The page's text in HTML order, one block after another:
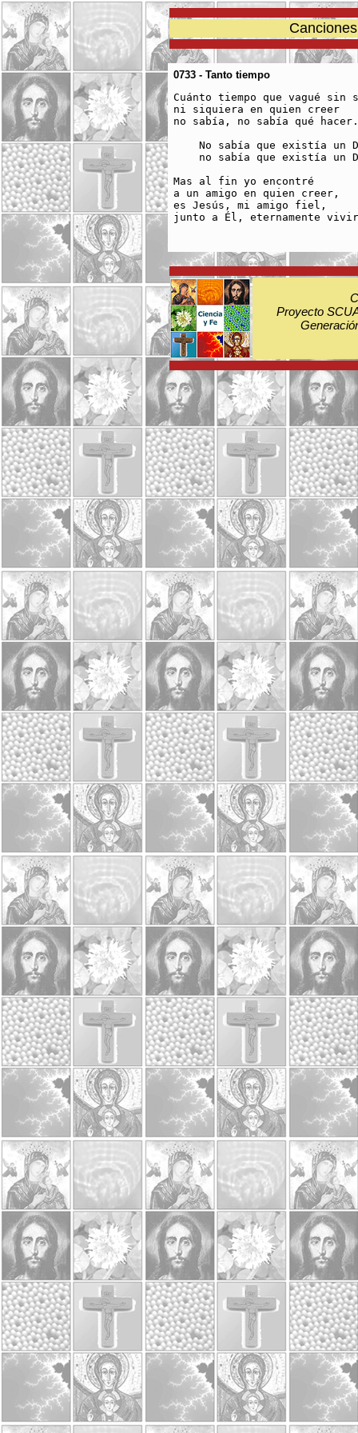
0733 - Tanto tiempo
Cuánto tiempo que vagué sin
ni siquiera en quien creer
no sabía, no sabía qué hacer.
No sabía que existía un
no sabía que existía un
Mas al fin yo encontré
a un amigo en quien creer,
es Jesús, mi amigo fiel,
junto a Él, eternamente
Proyecto